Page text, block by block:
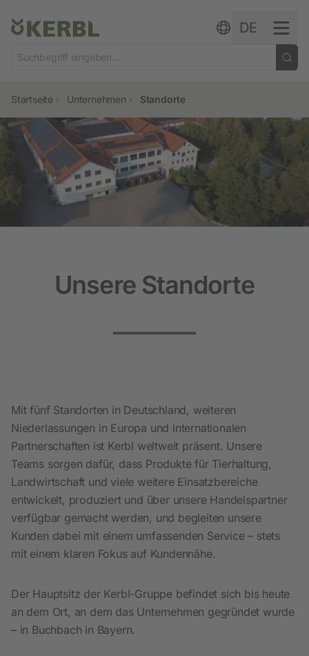
DE
Startseite Unternehmen Standorte
Unsere Standorte
Mit fünf Standorten in Deutschland, weiteren
Niederlassungen in Europa und internationalen
Partnerschaften ist Kerbl weltweit präsent. Unsere
Teams sorgen dafür, dass Produkte für Tierhaltung,
Landwirtschaft und viele weitere Einsatzbereiche
entwickelt, produziert und über unsere Handelspartner
verfügbar gemacht werden, und begleiten unsere
Kunden dabei mit einem umfassenden Service – stets
mit einem klaren Fokus auf Kundennähe.
Der Hauptsitz der Kerbl-Gruppe befindet sich bis heute
an dem Ort, an dem das Unternehmen gegründet wurde
– in Buchbach in Bayern.